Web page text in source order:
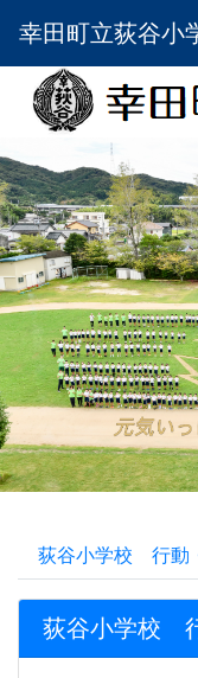
幸田町立荻谷小
荻谷小学校 行動
荻谷小学校